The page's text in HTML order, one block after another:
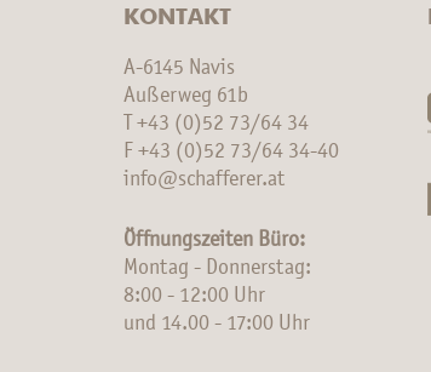
KONTAKT
A-6145 Navis
Außerweg 61b
+43 (0)52 73/64 34
F +43 (0)52 73/64 34-40
info@schafferer.at
Öffnungszeiten Büro:
Montag - Donnerstag:
8:00 - 12:00 Uhr
und 14.00 - 17:00 Uhr